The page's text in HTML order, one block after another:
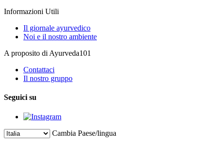
Informazioni Utili
Il giornale ayurvedico
Noi e il nostro ambiente
A proposito di Ayurveda101
Contattaci
Il nostro gruppo
Seguici su
Cambia Paese/lingua